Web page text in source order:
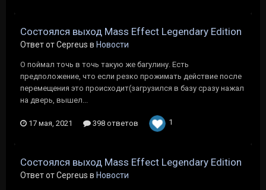
Состоялся выход Mass Effect Legendary Edition
Ответ от Cepreus в Новости
О поймал точь в точь такую же багулину. Есть
предположение, что если резко прожимать действие после
перемещения это происходит(загрузился в базу сразу нажал
на дверь, вышел...
17 мая, 2021 398 ответов 1
Состоялся выход Mass Effect Legendary Edition
Ответ от Cepreus в Новости